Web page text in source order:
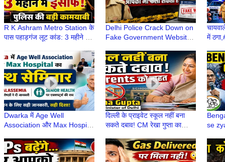
R K Ashram Metro Station के
पास पहाड़गंज लूट कांड: 3 महीने में
Delhi Police Crack Down on
Fake Government Website
#OfficialVersion
में
Dwarka में Age Well
Association और Max Hospital
और Senior Health पर विशेषज्ञों ने
दी जानकारी
दिल्ली के प्राइवेट स्कूल नहीं बना
सकते दबाव! CM रेखा गुप्ता का
se